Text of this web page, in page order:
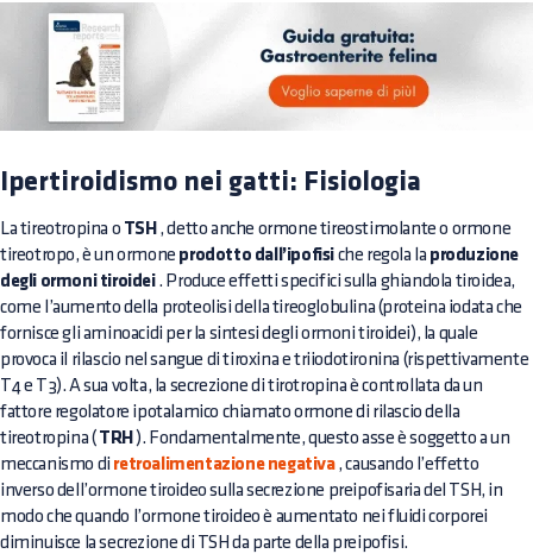
Ipertiroidismo nei gatti: Fisiologia
La tireotropina o TSH , detto anche ormone tireostimolante o ormone
tireotropo, è un ormone prodotto dall’ipofisi che regola la produzione
degli ormoni tiroidei. Produce effetti specifici sulla ghiandola tiroidea,
come l’aumento della proteolisi della tireoglobulina (proteina iodata che
fornisce gli aminoacidi per la sintesi degli ormoni tiroidei), la quale
provoca il rilascio nel sangue di tiroxina e triiodotironina (rispettivamente
T4 e T3). A sua volta, la secrezione di tirotropina è controllata da un
fattore regolatore ipotalamico chiamato ormone di rilascio della
tireotropina ( TRH ). Fondamentalmente, questo asse è soggetto a un
meccanismo di retroalimentazione negativa, causando l’effetto
inverso dell’ormone tiroideo sulla secrezione preipofisaria del TSH, in
modo che quando l’ormone tiroideo è aumentato nei fluidi corporei
diminuisce la secrezione di TSH da parte della preipofisi.